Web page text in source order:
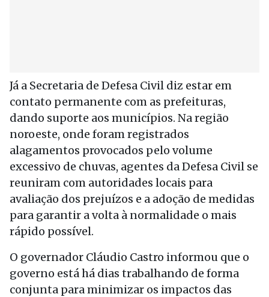
Já a Secretaria de Defesa Civil diz estar em
contato permanente com as prefeituras,
dando suporte aos municípios. Na região
noroeste, onde foram registrados
alagamentos provocados pelo volume
excessivo de chuvas, agentes da Defesa Civil se
reuniram com autoridades locais para
avaliação dos prejuízos e a adoção de medidas
para garantir a volta à normalidade o mais
rápido possível.
O governador Cláudio Castro informou que o
governo está há dias trabalhando de forma
conjunta para minimizar os impactos das